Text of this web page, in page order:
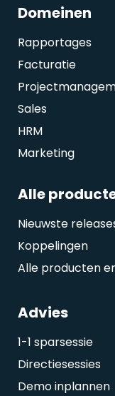
Domeinen
Rapportages
Facturatie
Sales
HRM
Marketing
Alle
Nieuwste
Koppelingen
Alle producten
Advies
1-1 sparsessie
Directiesessies
Demo inplannen